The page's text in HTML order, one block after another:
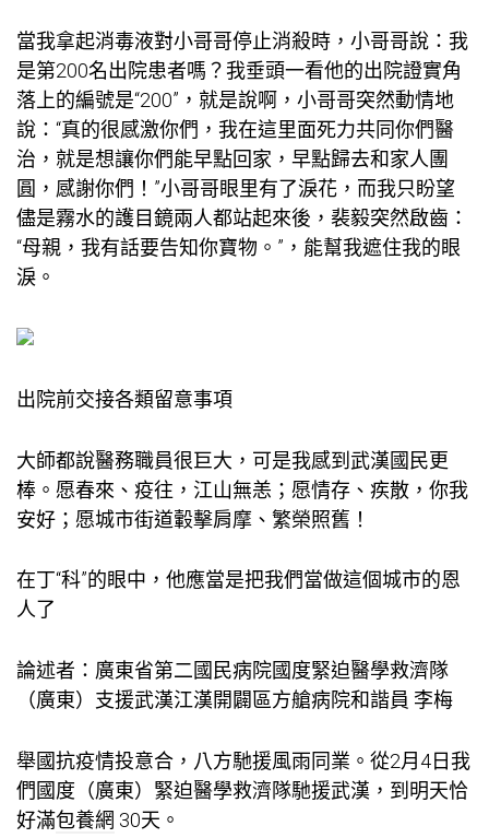
當我拿起消毒液對小哥哥停止消殺時，小哥哥說：我
是第200名出院患者嗎？我垂頭一看他的出院證實角
落上的編號是“200”，就是說啊，小哥哥突然動情地
說：“真的很感激你們，我在這里面死力共同你們醫
治，就是想讓你們能早點回家，早點歸去和家人團
圓，感謝你們！”小哥哥眼里有了淚花，而我只盼望
儘是霧水的護目鏡兩人都站起來後，裴毅突然啟齒：
“母親，我有話要告知你寶物。”，能幫我遮住我的眼
淚。
出院前交接各類留意事項
大師都說醫務職員很巨大，可是我感到武漢國民更
棒。愿春來、疫往，江山無恙；愿情存、疾散，你我
安好；愿城市街道轂擊肩摩、繁榮照舊！
在丁“科”的眼中，他應當是把我們當做這個城市的恩
人了
論述者：廣東省第二國民病院國度緊迫醫學救濟隊
（廣東）支援武漢江漢開闢區方艙病院和諧員 李梅
舉國抗疫情投意合，八方馳援風雨同業。從2月4日我
們國度（廣東）緊迫醫學救濟隊馳援武漢，到明天恰
好滿包養網 30天。